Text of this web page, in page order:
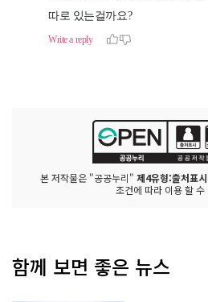
본 저작물은 "공공누리" 제4유형:출처표
조건에 따라 이용 할 수
함께 보면 좋은 뉴스